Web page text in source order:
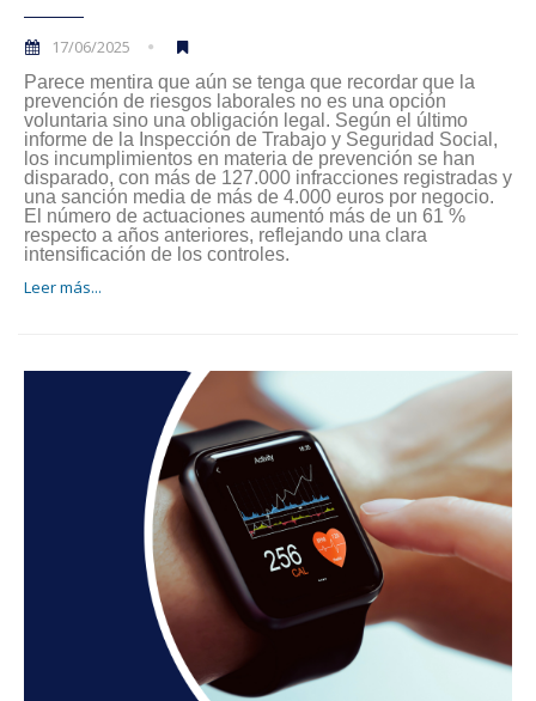
17/06/2025
Parece mentira que aún se tenga que recordar que la
prevención de riesgos laborales no es una opción
voluntaria sino una obligación legal. Según el último
informe de la Inspección de Trabajo y Seguridad Social,
los incumplimientos en materia de prevención se han
disparado, con más de 127.000 infracciones registradas y
una sanción media de más de 4.000 euros por negocio.
El número de actuaciones aumentó más de un 61 %
respecto a años anteriores, reflejando una clara
intensificación de los controles.
Leer más...